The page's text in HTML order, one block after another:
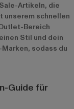
Artikeln, die
unserem schnellen
Bereich
Stil und dein
sodass du
Guide für